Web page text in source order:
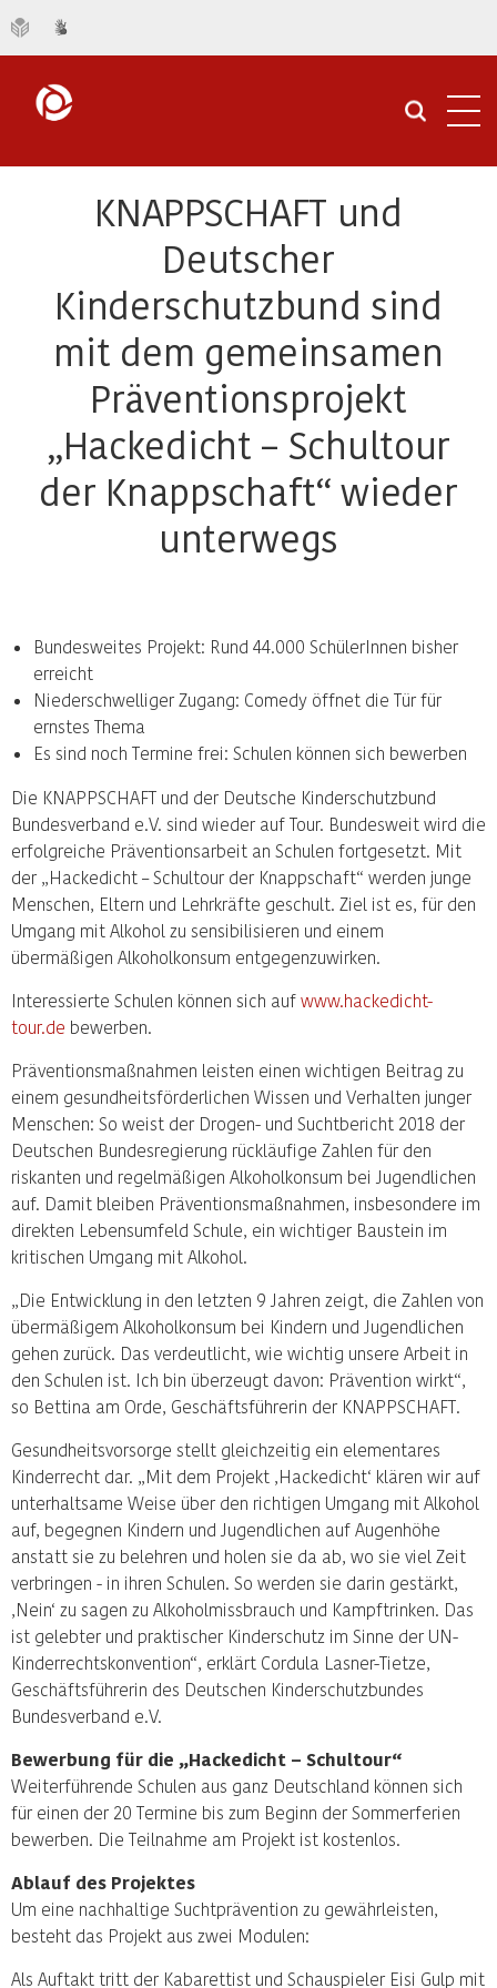
KNAPPSCHAFT und
Deutscher
Kinderschutzbund sind
mit dem gemeinsamen
Präventionsprojekt
„Hackedicht – Schultour
der Knappschaft“ wieder
unterwegs
Bundesweites Projekt: Rund 44.000 SchülerInnen bisher
erreicht
Niederschwelliger Zugang: Comedy öffnet die Tür für
ernstes Thema
Es sind noch Termine frei: Schulen können sich bewerben
Die KNAPPSCHAFT und der Deutsche Kinderschutzbund
Bundesverband e.V. sind wieder auf Tour. Bundesweit wird die
erfolgreiche Präventionsarbeit an Schulen fortgesetzt. Mit
der „Hackedicht – Schultour der Knappschaft“ werden junge
Menschen, Eltern und Lehrkräfte geschult. Ziel ist es, für den
Umgang mit Alkohol zu sensibilisieren und einem
übermäßigen Alkoholkonsum entgegenzuwirken.
Interessierte Schulen können sich auf www.hackedicht-
tour.de bewerben.
Präventionsmaßnahmen leisten einen wichtigen Beitrag zu
einem gesundheitsförderlichen Wissen und Verhalten junger
Menschen: So weist der Drogen- und Suchtbericht 2018 der
Deutschen Bundesregierung rückläufige Zahlen für den
riskanten und regelmäßigen Alkoholkonsum bei Jugendlichen
auf. Damit bleiben Präventionsmaßnahmen, insbesondere im
direkten Lebensumfeld Schule, ein wichtiger Baustein im
kritischen Umgang mit Alkohol.
„Die Entwicklung in den letzten 9 Jahren zeigt, die Zahlen von
übermäßigem Alkoholkonsum bei Kindern und Jugendlichen
gehen zurück. Das verdeutlicht, wie wichtig unsere Arbeit in
den Schulen ist. Ich bin überzeugt davon: Prävention wirkt“,
so Bettina am Orde, Geschäftsführerin der KNAPPSCHAFT.
Gesundheitsvorsorge stellt gleichzeitig ein elementares
Kinderrecht dar. „Mit dem Projekt ,Hackedicht‘ klären wir auf
unterhaltsame Weise über den richtigen Umgang mit Alkohol
auf, begegnen Kindern und Jugendlichen auf Augenhöhe
anstatt sie zu belehren und holen sie da ab, wo sie viel Zeit
verbringen - in ihren Schulen. So werden sie darin gestärkt,
,Nein‘ zu sagen zu Alkoholmissbrauch und Kampftrinken. Das
ist gelebter und praktischer Kinderschutz im Sinne der UN-
Kinderrechtskonvention“, erklärt Cordula Lasner-Tietze,
Geschäftsführerin des Deutschen Kinderschutzbundes
Bundesverband e.V.
Bewerbung für die „Hackedicht – Schultour“
Weiterführende Schulen aus ganz Deutschland können sich
für einen der 20 Termine bis zum Beginn der Sommerferien
bewerben. Die Teilnahme am Projekt ist kostenlos.
Ablauf des Projektes
Um eine nachhaltige Suchtprävention zu gewährleisten,
besteht das Projekt aus zwei Modulen:
Als Auftakt tritt der Kabarettist und Schauspieler Eisi Gulp mit